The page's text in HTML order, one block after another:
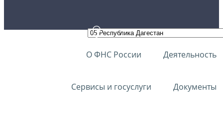
О ФНС России Деятельность
Сервисы и госуслуги Документы